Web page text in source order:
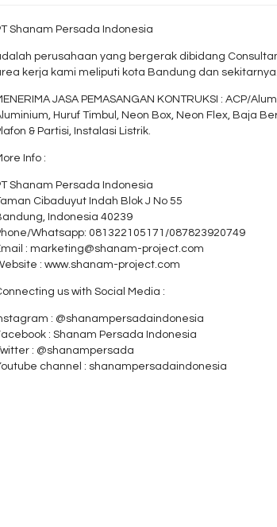
Shanam Persada Indonesia
perusahaan yang bergerak dibidang
kerja kami meliputi kota Bandung dan sekitarnya.
JASA PEMASANGAN KONTRUKSI : ACP/
Huruf Timbul, Neon Box, Neon Flex, Baja
& Partisi, Instalasi Listrik.
Info :
Shanam Persada Indonesia
Cibaduyut Indah Blok J No 55
Indonesia 40239
Whatsapp: 081322105171/087823920749
: marketing@shanam-project.com
: www.shanam-project.com
us with Social Media :
: @shanampersadaindonesia
: Shanam Persada Indonesia
: @shanampersada
channel : shanampersadaindonesia